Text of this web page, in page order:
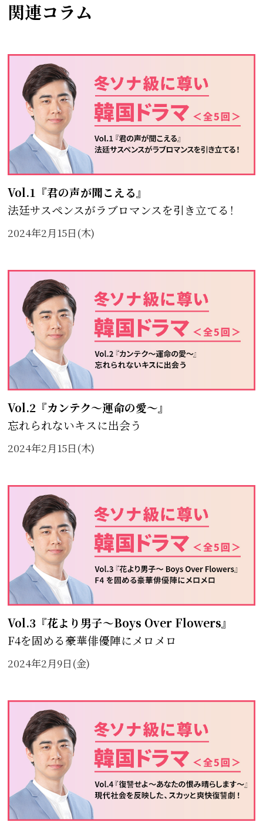
関連コラム
Vol.1『君の声が聞こえる』
法廷サスペンスがラブロマンスを引き立てる！
2024年2月15日(木)
Vol.2『カンテク～運命の愛～』
忘れられないキスに出会う
2024年2月15日(木)
Vol.3『花より男子～Boys Over Flowers』
F4を固める豪華俳優陣にメロメロ
2024年2月9日(金)